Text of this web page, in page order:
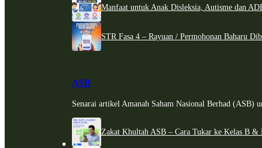
Manfaat untuk Anak Disleksia, Autisme dan
STR Fasa 4 – Rayuan / Permohonan Baharu
ASB
Senarai artikel Amanah Saham Nasional Berhad (ASB)
Zakat Khultah ASB – Cara Tukar ke Kelas B &